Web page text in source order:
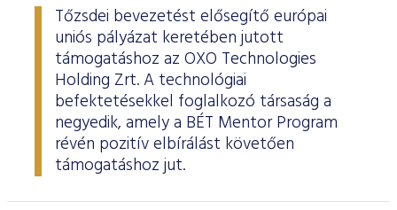
Tőzsdei bevezetést elősegítő európai
uniós pályázat keretében jutott
támogatáshoz az OXO Technologies
Holding Zrt. A technológiai
befektetésekkel foglalkozó társaság a
negyedik, amely a BÉT Mentor Program
révén pozitív elbírálást követően
támogatáshoz jut.